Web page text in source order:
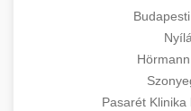
Pasarét